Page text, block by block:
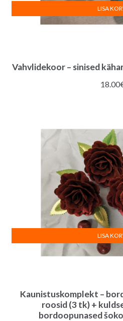
Vahvlidekoor – sinised
18.00
LISA
Kaunistuskomplekt –
roosid (3 tk) +
bordoopunased
LISA